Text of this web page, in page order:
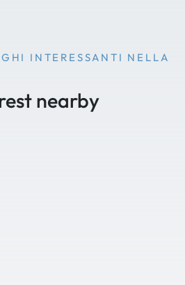
INTERESSANTI NELLA
nearby